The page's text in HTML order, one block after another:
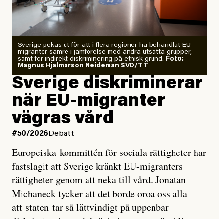
starkaste som uppmätts
Zeke Hausfather är chockad igen efter att ha
analyserat hur de olika klimatmodellerna bedömer
läget för hur den begynnande El Niño-händelsen ska
utveckla sig. El Niño är ett återkommande
väderfenomen som uppstår när havsvattnet i delar av
Stilla havet blir ovanligt varmt. Det påverkar vädret
över stora delar av världen och under
forskare allt oftare varnat för att den här El Niñon
Det verkar vara en underdrift, menar nu Zeke
Hausfather.
”Det ser ut som att årets El Niño inte bara med stor
Sverige pekas ut för att i flera regioner ha behandlat EU-
migranter sämre i jämförelse med andra utsatta grupper,
samt för indirekt diskriminering på etnisk grund. Foto:
Magnus Hjalmarson Neideman SVD/TT
Sverige diskriminerar
när EU-migranter
vägras vård
#50/2026 Debatt
Europeiska kommittén för sociala rättigheter har
fastslagit att Sverige kränkt EU-migranters
rättigheter genom att neka till vård. Jonatan
Michaneck tycker att det borde oroa oss alla
att staten tar så lättvindigt på uppenbar